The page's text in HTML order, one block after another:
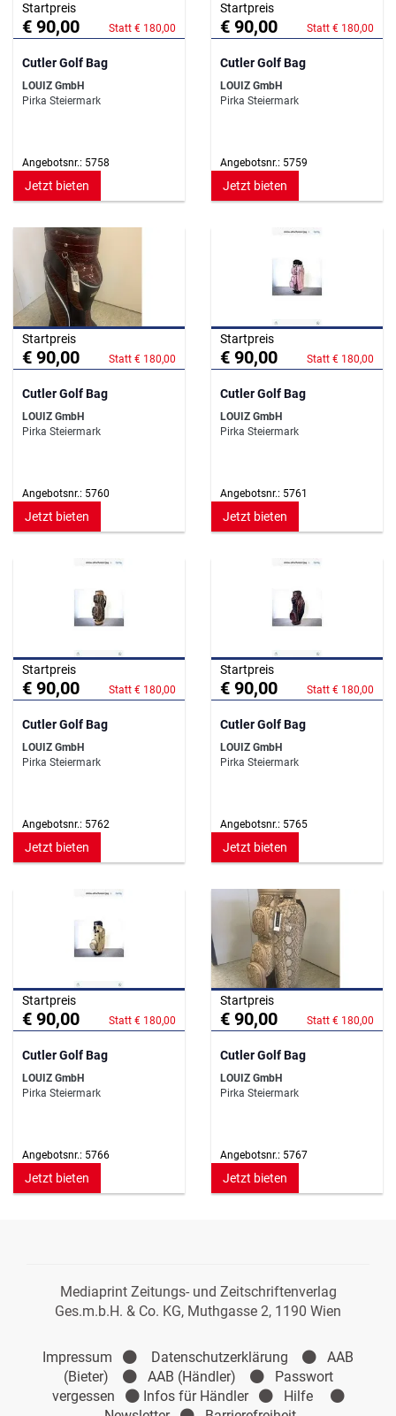
Startpreis
€ 90,00 Statt € 180,00
Cutler Golf Bag
LOUIZ GmbH
Pirka Steiermark
Angebotsnr.: 5758
Jetzt bieten
Startpreis
€ 90,00 Statt € 180,00
Cutler Golf Bag
LOUIZ GmbH
Pirka Steiermark
Angebotsnr.: 5759
Jetzt bieten
Startpreis
€ 90,00 Statt € 180,00
Cutler Golf Bag
LOUIZ GmbH
Pirka Steiermark
Angebotsnr.: 5760
Jetzt bieten
Startpreis
€ 90,00 Statt € 180,00
Cutler Golf Bag
LOUIZ GmbH
Pirka Steiermark
Angebotsnr.: 5761
Jetzt bieten
Startpreis
€ 90,00 Statt € 180,00
Cutler Golf Bag
LOUIZ GmbH
Pirka Steiermark
Angebotsnr.: 5762
Jetzt bieten
Startpreis
€ 90,00 Statt € 180,00
Cutler Golf Bag
LOUIZ GmbH
Pirka Steiermark
Angebotsnr.: 5765
Jetzt bieten
Startpreis
€ 90,00 Statt € 180,00
Cutler Golf Bag
LOUIZ GmbH
Pirka Steiermark
Angebotsnr.: 5766
Jetzt bieten
Startpreis
€ 90,00 Statt € 180,00
Cutler Golf Bag
LOUIZ GmbH
Pirka Steiermark
Angebotsnr.: 5767
Jetzt bieten
Mediaprint Zeitungs- und Zeitschriftenverlag
Ges.m.b.H. & Co. KG, Muthgasse 2, 1190 Wien
Impressum Datenschutzerklärung
AAB
(Bieter)
AAB (Händler)
Passwort
vergessen
Infos für Händler
Hilfe